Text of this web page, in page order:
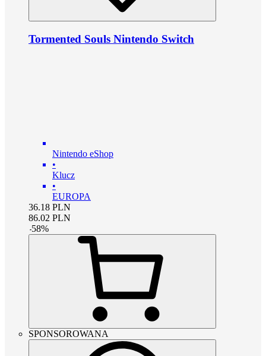
Tormented Souls Nintendo Switch
Nintendo eShop
•
Klucz
•
EUROPA
36.18 PLN
86.02 PLN
-58%
SPONSOROWANA